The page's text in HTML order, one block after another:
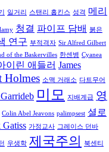
일거리 스탠리 홉킨스 성격 메리
청결 파이프 담배
붉은
연구 부적격자 Sir Alfred Gilbert
of the Baskervilles 한센병 Cyanea
이린 애들러 James
Holmes 소맥 거래소 다트무어
미모 지배계급 영
Colin Abel Jeavons palimpsest 셜로
가정교사 그레이스 던바
우생학 제국주의
북센티